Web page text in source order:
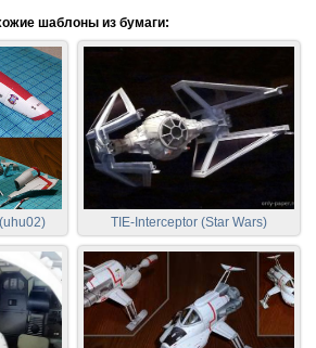
шаблоны из бумаги:
TIE-Interceptor (Star Wars)